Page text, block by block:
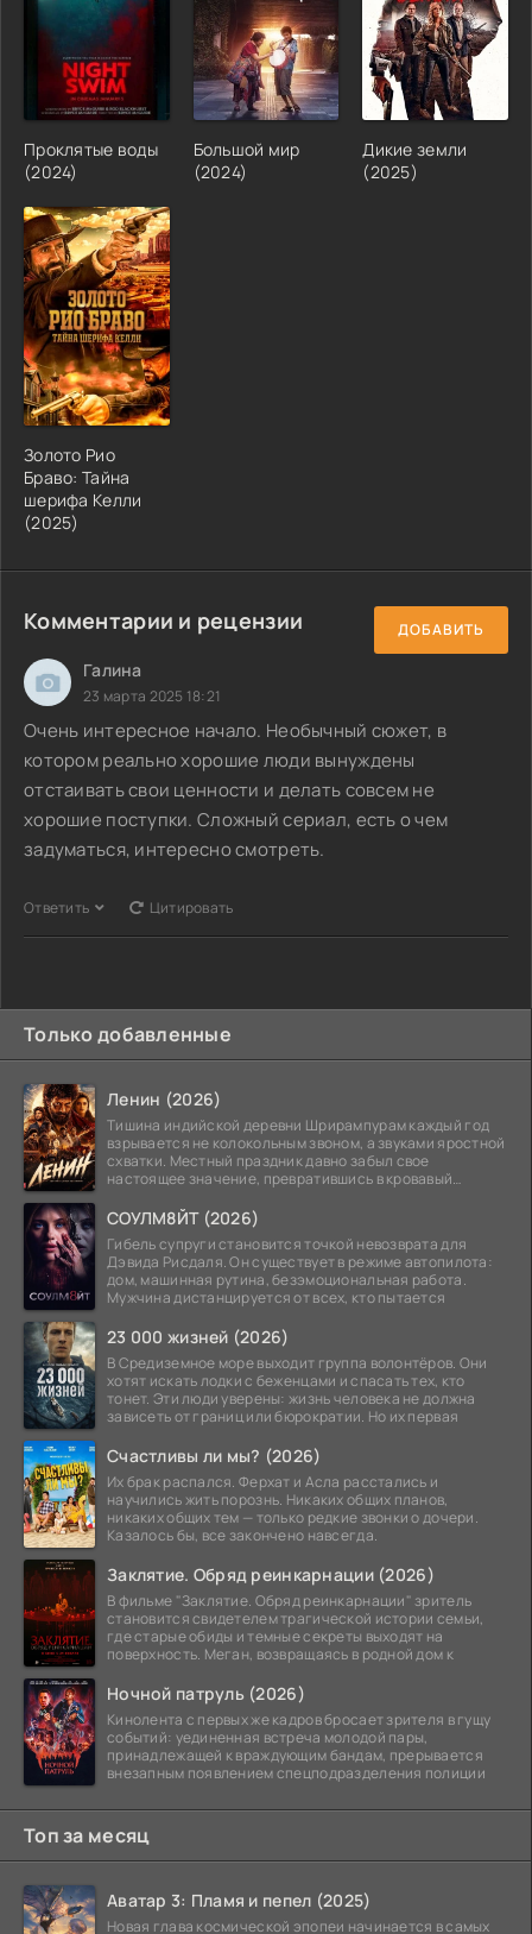
Проклятые воды
(2024)
Большой мир
(2024)
Дикие земли
(2025)
Золото Рио
Браво: Тайна
шерифа Келли
(2025)
Комментарии и рецензии ДОБАВИТЬ
Галина
23 марта 2025 18:21
Очень интересное начало. Необычный сюжет, в
котором реально хорошие люди вынуждены
отстаивать свои ценности и делать совсем не
хорошие поступки. Сложный сериал, есть о чем
задуматься, интересно смотреть.
Ответить Цитировать
Только добавленные
Ленин (2026)
Тишина индийской деревни Шрирампурам каждый год
взрывается не колокольным звоном, а звуками яростной
схватки. Местный праздник давно забыл свое
настоящее значение, превратившись в кровавый
СОУЛМ8ЙТ (2026)
Гибель супруги становится точкой невозврата для
Дэвида Рисдаля. Он существует в режиме автопилота:
дом, машинная рутина, безэмоциональная работа.
Мужчина дистанцируется от всех, кто пытается
23 000 жизней (2026)
В Средиземное море выходит группа волонтёров. Они
хотят искать лодки с беженцами и спасать тех, кто
тонет. Эти люди уверены: жизнь человека не должна
зависеть от границ или бюрократии. Но их первая
Счастливы ли мы? (2026)
Их брак распался. Ферхат и Асла расстались и
научились жить порознь. Никаких общих планов,
никаких общих тем — только редкие звонки о дочери.
Казалось бы, все закончено навсегда.
Заклятие. Обряд реинкарнации (2026)
В фильме "Заклятие. Обряд реинкарнации" зритель
становится свидетелем трагической истории семьи,
где старые обиды и темные секреты выходят на
поверхность. Меган, возвращаясь в родной дом к
Ночной патруль (2026)
Кинолента с первых же кадров бросает зрителя в гущу
событий: уединенная встреча молодой пары,
принадлежащей к враждующим бандам, прерывается
внезапным появлением спецподразделения полиции
Топ за месяц
Аватар 3: Пламя и пепел (2025)
Новая глава космической эпопеи начинается в самых